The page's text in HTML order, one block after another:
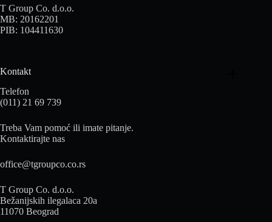
T Group Co. d.o.o.
MB: 20162201
PIB: 104411630
Kontakt
Telefon
(011) 21 69 739
Treba Vam pomoć ili imate pitanje.
Kontaktirajte nas
office@tgroupco.co.rs
T Group Co. d.o.o.
Bežanijskih ilegalaca 20a
11070 Beograd